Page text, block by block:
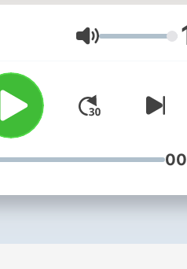
la palabra de Dio.
escribió su
"Rompiendo
es una guía de
ancestral, que
el árbol genealógico.
Volumen